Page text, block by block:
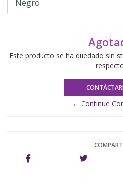
Este producto se ha quedado sin
← Continue